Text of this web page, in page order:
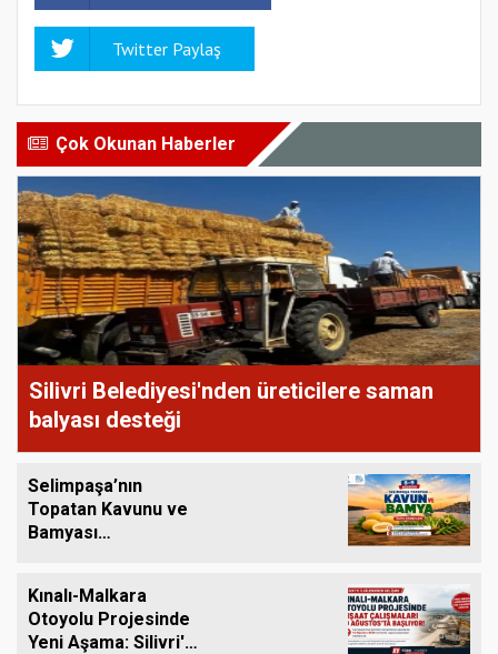
Twitter Paylaş
Çok Okunan Haberler
Silivri Belediyesi'nden üreticilere saman
balyası desteği
Selimpaşa’nın
Topatan Kavunu ve
Bamyası
Kınalı-Malkara
Otoyolu Projesinde
Yeni Aşama: Silivri'yi